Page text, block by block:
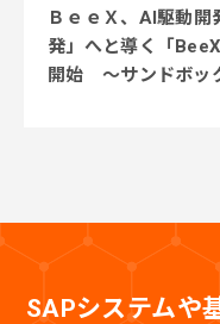
ＢｅｅＸ、AI駆動開
発」へと導く「
開始 ～サンドボッ
SAPシステムや